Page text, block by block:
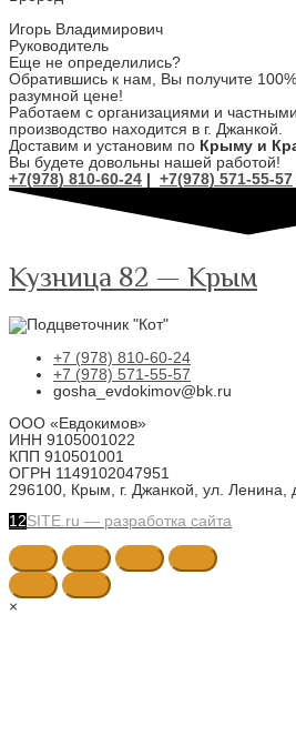
Игорь Владимирович
Руководитель
Еще не определились?
Обратившись к нам, Вы получите
разумной цене!
Работаем с организациями и
производство находится в г. Джанкой.
Доставим и установим по Крыму и
Вы будете довольны нашей работой!
+7(978) 810-60-24 | +7(978) 571-55-57
Кузница 82 — Крым
+7 (978) 810-60-24
+7 (978) 571-55-57
gosha_evdokimov@bk.ru
ООО «Евдокимов»
ИНН 9105001022
КПП 910501001
ОГРН 1149102047951
296100, Крым, г. Джанкой, ул. Ленина,
12SITE.ru — разработка сайта
×